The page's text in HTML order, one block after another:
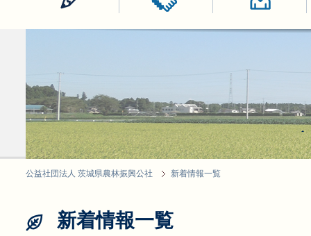
公益社団法人 茨城県農林振興公社 新着情報一覧
新着情報一覧